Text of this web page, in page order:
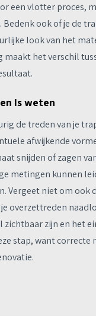
een vlotter proces,
ook of je de
look van het
het verschil
Is weten
de treden van je
afwijkende
snijden of zagen
metingen kunnen
Vergeet niet om ook
overzettreden
zichtbaar zijn en het
stap, want correcte